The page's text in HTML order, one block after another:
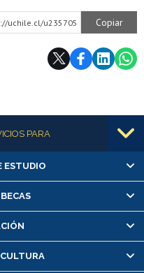
uchile.cl/u235705 Copiar
PARA
os
línea
asignaturas
de notas
y dental
ESTUDIO